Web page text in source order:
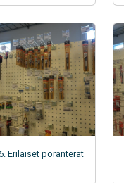
Erilaiset poranterät